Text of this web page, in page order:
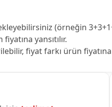
(örneğin
yansıtılır.
fiyat farkı ürün